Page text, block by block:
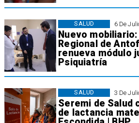
6 De
Nuevo
Regional de
renueva módulo
Psiquiatría
SALUD
3 De
Seremi de Salud
de lactancia
SALUD